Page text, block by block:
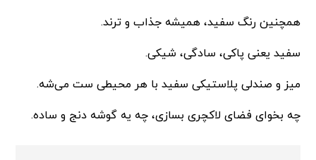
همچنین رنگ سفید، همیشه جذاب و ترند.
سفید یعنی پاکی، سادگی، شیکی.
میز و صندلی پلاستیکی سفید با هر محیطی ست می‌شه.
چه بخوای فضای لاکچری بسازی، چه یه گوشه دنج و ساده.